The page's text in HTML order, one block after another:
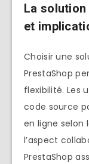
La
et
Choisir une
PrestaShop
flexibilité. Les
code source
en ligne selon
l’aspect
PrestaShop